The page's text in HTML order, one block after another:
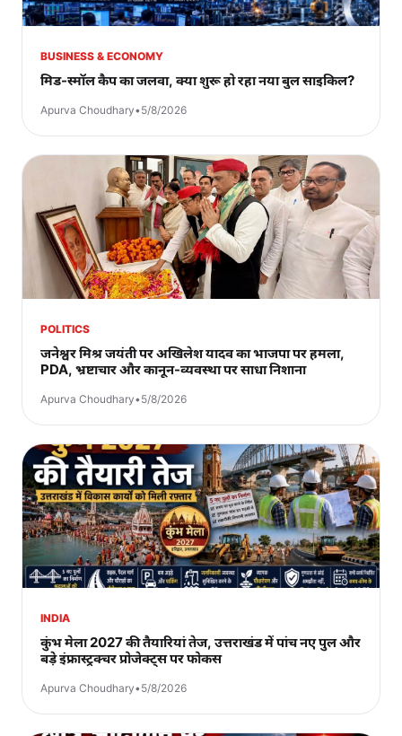
BUSINESS & ECONOMY
मिड-स्मॉल कैप का जलवा, क्या शुरू हो रहा नया बुल साइकिल?
Apurva Choudhary•5/8/2026
POLITICS
जनेश्वर मिश्र जयंती पर अखिलेश यादव का भाजपा पर हमला,
PDA, भ्रष्टाचार और कानून-व्यवस्था पर साधा निशाना
Apurva Choudhary•5/8/2026
INDIA
कुंभ मेला 2027 की तैयारियां तेज, उत्तराखंड में पांच नए पुल और
बड़े इंफ्रास्ट्रक्चर प्रोजेक्ट्स पर फोकस
Apurva Choudhary•5/8/2026